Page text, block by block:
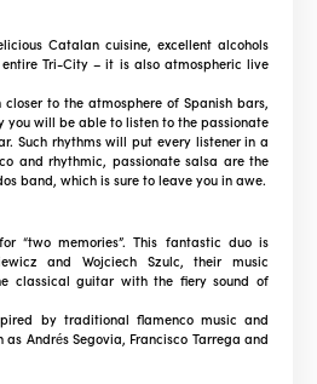
Catalan cuisine, excellent alcohols
Tri-City – it is also atmospheric live
to the atmosphere of Spanish bars,
you will be able to listen to the passionate
Such rhythms will put every listener in a
and rhythmic, passionate salsa are the
band, which is sure to leave you in awe.
“two memories”. This fantastic duo is
and Wojciech Szulc, their music
classical guitar with the fiery sound of
by traditional flamenco music and
Andrés Segovia, Francisco Tarrega and